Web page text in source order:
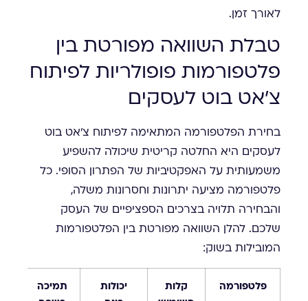
לאורך זמן.
טבלת השוואה מפורטת בין
פלטפורמות פופולריות לפיתוח
צ'אט בוט לעסקים
בחירת הפלטפורמה המתאימה לפיתוח צ'אט בוט
לעסקים היא החלטה קריטית שיכולה להשפיע
משמעותית על האפקטיביות של הפתרון הסופי. כל
פלטפורמה מציעה יתרונות וחסרונות משלה,
והבחירה תלויה בצרכים הספציפיים של העסק
שלכם. להלן השוואה מפורטת בין הפלטפורמות
המובילות בשוק:
פלטפורמה
קלות
יכולות
תמיכה